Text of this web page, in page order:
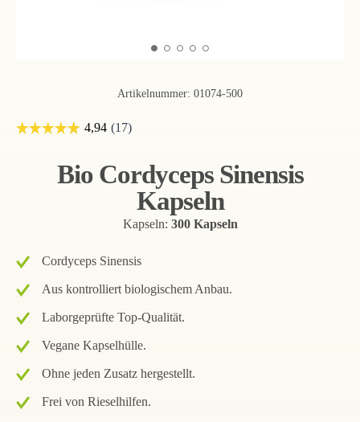
Artikelnummer: 01074-500
Bio Cordyceps Sinensis
Kapseln
Kapseln: 300 Kapseln
Cordyceps Sinensis
Aus kontrolliert biologischem Anbau.
Laborgeprüfte Top-Qualität.
Vegane Kapselhülle.
Ohne jeden Zusatz hergestellt.
Frei von Rieselhilfen.